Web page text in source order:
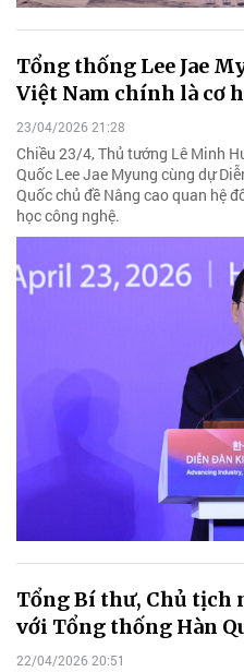
Tổng thống Lee Jae
Việt Nam chính là cơ
23/04/2026 21:28
Chiều 23/4, Thủ tướng Lê Minh
Quốc Lee Jae Myung cùng dự
Quốc chủ đề Nâng cao quan hệ
học công nghệ.
Tổng Bí thư, Chủ tịch
với Tổng thống Hàn
22/04/2026 20:51